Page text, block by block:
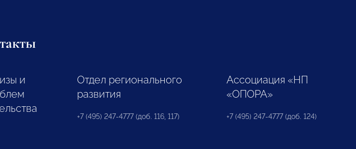
и
Отдел регионального
развития
+7 (495) 247-4777 (доб. 116, 117)
Ассоциация «НП
«ОПОРА»
+7 (495) 247-4777 (доб. 124)